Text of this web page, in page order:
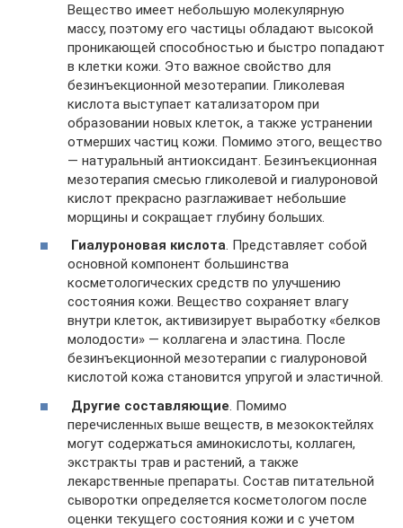
Вещество имеет небольшую молекулярную
массу, поэтому его частицы обладают высокой
проникающей способностью и быстро попадают
в клетки кожи. Это важное свойство для
безинъекционной мезотерапии. Гликолевая
кислота выступает катализатором при
образовании новых клеток, а также устранении
отмерших частиц кожи. Помимо этого, вещество
— натуральный антиоксидант. Безинъекционная
мезотерапия смесью гликолевой и гиалуроновой
кислот прекрасно разглаживает небольшие
морщины и сокращает глубину больших.
Гиалуроновая кислота. Представляет собой
основной компонент большинства
косметологических средств по улучшению
состояния кожи. Вещество сохраняет влагу
внутри клеток, активизирует выработку «белков
молодости» — коллагена и эластина. После
безинъекционной мезотерапии с гиалуроновой
кислотой кожа становится упругой и эластичной.
Другие составляющие . Помимо
перечисленных выше веществ, в мезококтейлях
могут содержаться аминокислоты, коллаген,
экстракты трав и растений, а также
лекарственные препараты. Состав питательной
сыворотки определяется косметологом после
оценки текущего состояния кожи и с учетом